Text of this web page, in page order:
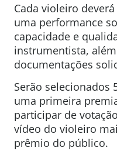
Cada violeiro
uma performance
capacidade e
instrumentista,
documentações
Serão selecionados
uma primeira
participar de
vídeo do violeiro
prêmio do público.